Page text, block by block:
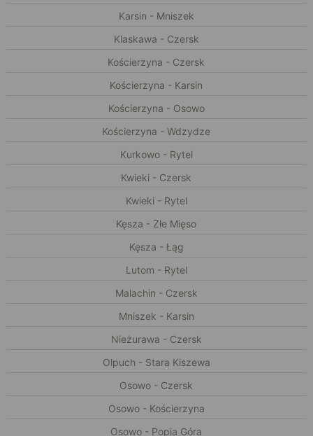
Karsin - Mniszek
Klaskawa - Czersk
Kościerzyna - Czersk
Kościerzyna - Karsin
Kościerzyna - Osowo
Kościerzyna - Wdzydze
Kurkowo - Rytel
Kwieki - Czersk
Kwieki - Rytel
Kęsza - Złe Mięso
Kęsza - Łąg
Lutom - Rytel
Malachin - Czersk
Mniszek - Karsin
Nieżurawa - Czersk
Olpuch - Stara Kiszewa
Osowo - Czersk
Osowo - Kościerzyna
Osowo - Popia Góra